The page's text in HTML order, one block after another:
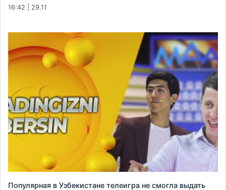
16:42 | 29.11
Популярная в Узбекистане телеигра не смогла выдать